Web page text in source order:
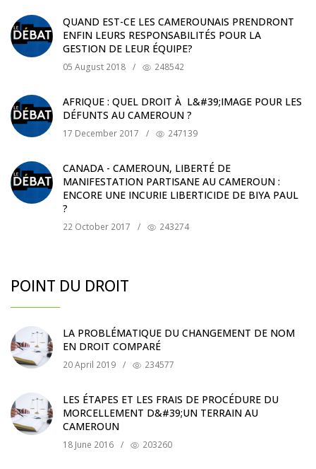
QUAND EST-CE LES CAMEROUNAIS PRENDRONT
ENFIN LEURS RESPONSABILITÉS POUR LA
GESTION DE LEUR ÉQUIPE?
05 August 2018 / 248542
AFRIQUE : QUEL DROIT À L&#39;IMAGE POUR LES
DÉFUNTS AU CAMEROUN ?
17 December 2017 / 247139
CANADA - CAMEROUN, LIBERTÉ DE
MANIFESTATION PARTISANE AU CAMEROUN :
ENCORE UNE INCURIE LIBERTICIDE DE BIYA PAUL
?
22 October 2017 / 243274
POINT DU DROIT
LA PROBLÉMATIQUE DU CHANGEMENT DE NOM
EN DROIT COMPARÉ
20 April 2019 / 234577
LES ÉTAPES ET LES FRAIS DE PROCÉDURE DU
MORCELLEMENT D&#39;UN TERRAIN AU
CAMEROUN
18 June 2016 / 203260